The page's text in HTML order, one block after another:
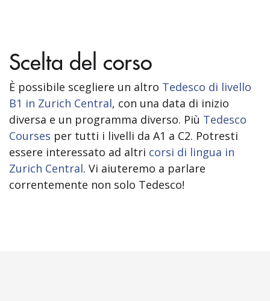
Scelta del corso
È possibile scegliere un altro Tedesco di livello
B1 in Zurich Central, con una data di inizio
diversa e un programma diverso. Più Tedesco
Courses per tutti i livelli da A1 a C2. Potresti
essere interessato ad altri corsi di lingua in
Zurich Central. Vi aiuteremo a parlare
correntemente non solo Tedesco!